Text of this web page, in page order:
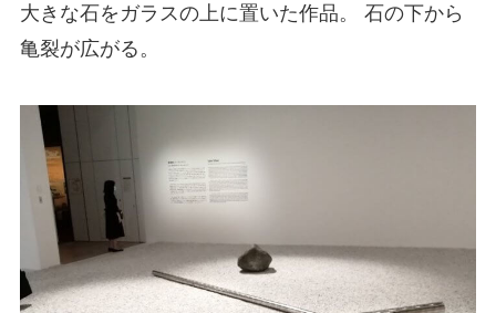
大きな石をガラスの上に置いた作品。 石の下から
亀裂が広がる。